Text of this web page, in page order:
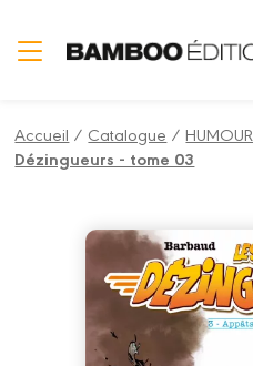
Accueil / Catalogue /HUMOUR
Dézingueurs - tome 03